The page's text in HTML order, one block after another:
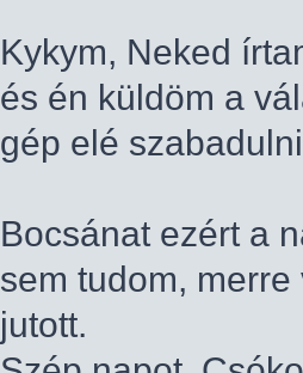
Kykym, Neked
és én küldöm a
gép elé
Bocsánat ezért a
sem tudom,
jutott.